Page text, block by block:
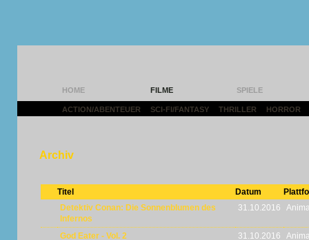
HOME FILME SPIELE
ACTION/ABENTEUER SCI-FI/FANTASY THRILLER HORROR
Archiv
Titel Datum
Detektiv Conan: Die Sonnenblumen des
Infernos
31.10.2016
God Eater - Vol. 2 31.10.2016